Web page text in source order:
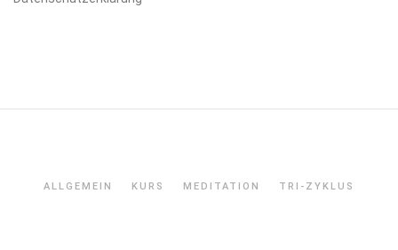
ALLGEMEIN KURS MEDITATION TRI-ZYKLUS